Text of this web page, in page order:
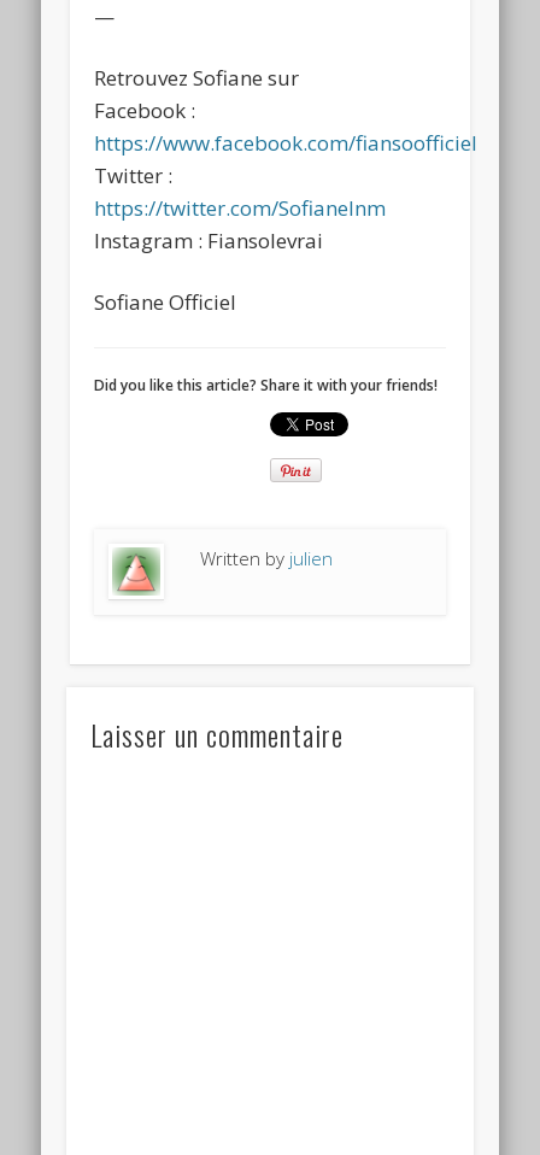
—
Retrouvez Sofiane sur
Facebook :
https://www.facebook.com/fiansoofficiel
Twitter :
https://twitter.com/SofianeInm
Instagram : Fiansolevrai
Sofiane Officiel
Did you like this article? Share it with your friends!
Written by julien
Laisser un commentaire